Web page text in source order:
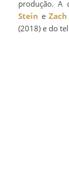
produção. A
Stein e
(2018) e do